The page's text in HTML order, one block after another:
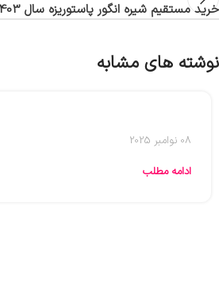
خرید مستقیم شیره انگور پاستوریزه سال 1403
نوشته های مشابه
08 نوامبر 2025
ادامه مطلب